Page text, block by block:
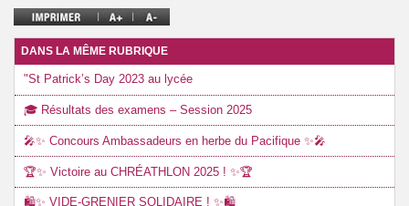
DANS LA MÊME RUBRIQUE
"St Patrick’s Day 2023 au lycée
🎓 Résultats des examens – Session 2025
🎤✨ Concours Ambassadeurs en herbe du Pacifique ✨🎤
🏆✨ Victoire au CHRÉATHLON 2025 ! ✨🏆
🛍️✨ VIDE-GRENIER SOLIDAIRE ! ✨🛍️